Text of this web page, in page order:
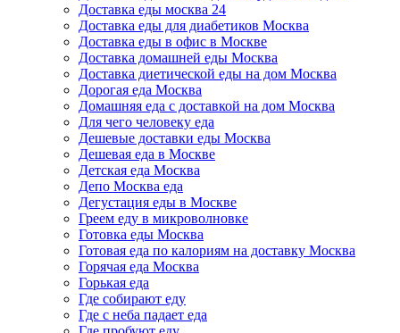
Доставка еды москва 24
Доставка еды для диабетиков Москва
Доставка еды в офис в Москве
Доставка домашней еды Москва
Доставка диетической еды на дом Москва
Дорогая еда Москва
Домашняя еда с доставкой на дом Москва
Для чего человеку еда
Дешевые доставки еды Москва
Дешевая еда в Москве
Детская еда Москва
Депо Москва еда
Дегустация еды в Москве
Греем еду в микроволновке
Готовка еды Москва
Готовая еда по калориям на доставку Москва
Горячая еда Москва
Горькая еда
Где собирают еду
Где с неба падает еда